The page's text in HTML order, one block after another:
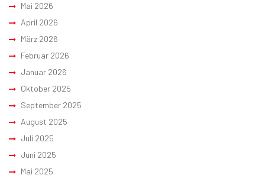
Mai 2026
April 2026
März 2026
Februar 2026
Januar 2026
Oktober 2025
September 2025
August 2025
Juli 2025
Juni 2025
Mai 2025